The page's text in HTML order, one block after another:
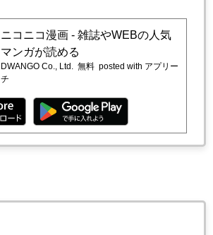
ニコニコ漫画 - 雑誌やWEBの人気
マンガが読める
DWANGO Co., Ltd. 無料 posted with アプリー
チ